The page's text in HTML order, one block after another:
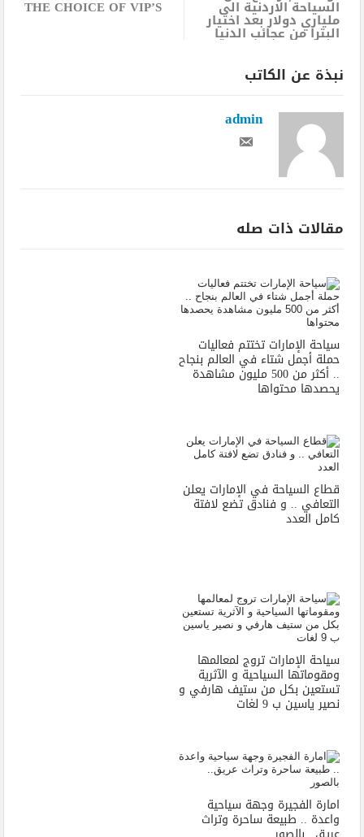
السياحة الاردنية الى
ملياري دولار بعد اختيار
البترا من عجائب الدنيا
THE CHOICE OF VIP’S
نبذة عن الكاتب
admin
مقالات ذات صله
سياحة الإمارات تختتم فعاليات
حملة أجمل شتاء في العالم بنجاح
.. أكثر من 500 مليون مشاهدة
يحصدها محتواها
قطاع السياحة في الإمارات يعلن
التعافي .. و فنادق تضع لافتة
كامل العدد
سياحة الإمارات تروج لمعالمها
ومقوماتها السياحية و الآثرية
تستعين بكل من ستيف هارفي و
نصير ياسين ب 9 لغات
امارة الفجيرة وجهة سياحية
واعدة .. طبيعة ساحرة وتراث